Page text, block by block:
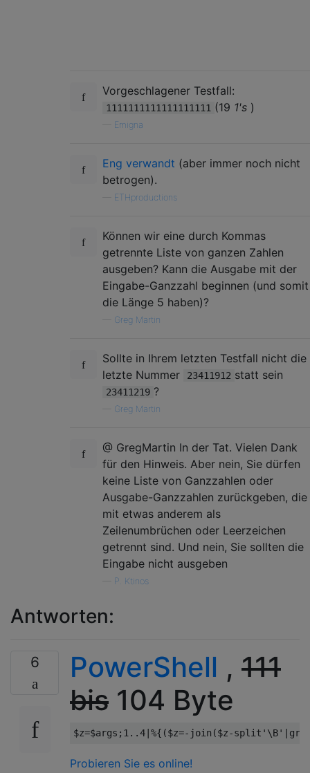
Vorgeschlagener Testfall:
1111111111111111111 (19 1's )
Emigna
Eng verwandt (aber immer noch nicht
betrogen).
ETHproductions
Können wir eine durch Kommas
getrennte Liste von ganzen Zahlen
ausgeben? Kann die Ausgabe mit der
Eingabe-Ganzzahl beginnen (und somit
die Länge 5 haben)?
Greg Martin
Sollte in Ihrem letzten Testfall nicht die
letzte Nummer
23411912 statt sein
23411219 ?
Greg Martin
@ GregMartin In der Tat. Vielen Dank
für den Hinweis. Aber nein, Sie dürfen
keine Liste von Ganzzahlen oder
Ausgabe-Ganzzahlen zurückgeben, die
mit etwas anderem als
Zeilenumbrüchen oder Leerzeichen
getrennt sind. Und nein, Sie sollten die
Eingabe nicht ausgeben
P. Ktinos
Antworten:
6 PowerShell , 111
bis 104 Byte
$z=$args ; 1. .4 |%{($z=- join ($z-split '\B'
Probieren Sie es online!